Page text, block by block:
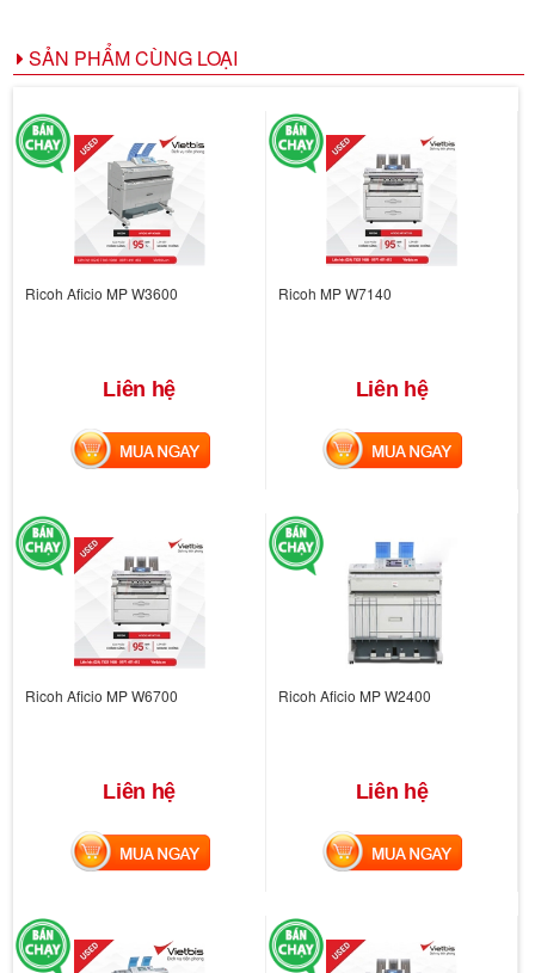
SẢN PHẨM CÙNG LOẠI
Ricoh Aficio MP W3600
Liên hệ
MUA NGAY
Ricoh MP W7140
Liên hệ
MUA NGAY
Ricoh Aficio MP W6700
Liên hệ
MUA NGAY
Ricoh Aficio MP W2400
Liên hệ
MUA NGAY